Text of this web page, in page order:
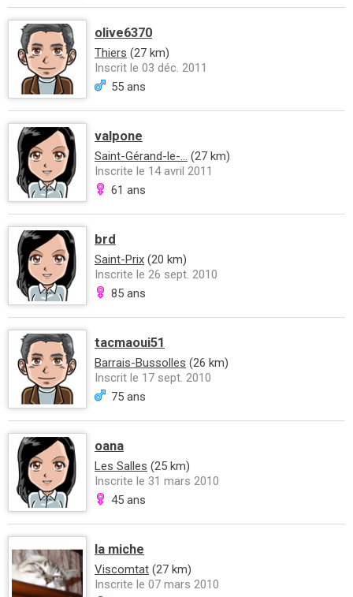
olive6370
Thiers (27 km)
Inscrit le 03 déc. 2011
55 ans
valpone
Saint-Gérand-le-... (27 km)
Inscrite le 14 avril 2011
61 ans
brd
Saint-Prix (20 km)
Inscrite le 26 sept. 2010
85 ans
tacmaoui51
Barrais-Bussolles (26 km)
Inscrit le 17 sept. 2010
75 ans
oana
Les Salles (25 km)
Inscrite le 31 mars 2010
45 ans
la miche
Viscomtat (27 km)
Inscrite le 07 mars 2010